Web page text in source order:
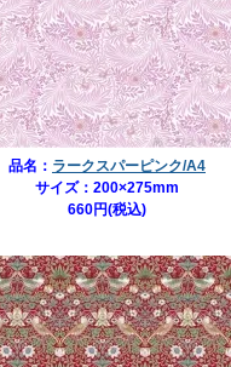
品名： ラークスパーピンク/A4
サイズ：200×275mm
660円(税込)